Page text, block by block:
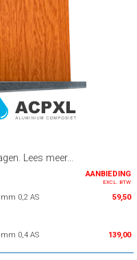
Lees meer...
AANBIEDING
EXCL. BTW
0,2 AS 59,50
0,4 AS 139,00